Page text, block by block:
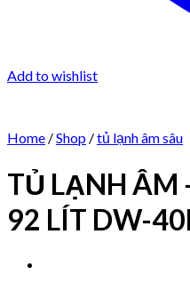
Add to wishlist
Home /Shop /tủ lạnh âm sâu
TỦ LẠNH ÂM
92 LÍT DW-